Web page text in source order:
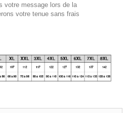
votre message lors de la
votre tenue sans frais